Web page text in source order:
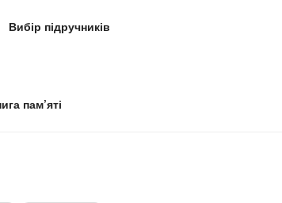
Вибір підручників
пам’яті